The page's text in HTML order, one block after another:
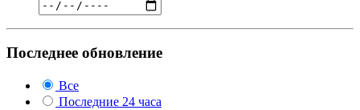
Последнее обновление
Все
Последние 24 часа